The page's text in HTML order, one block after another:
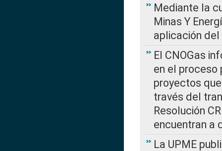
Mediante la
Minas Y
aplicación
El CNOGas
en el proceso
proyectos
través del
Resolución
encuentran a
La UPME